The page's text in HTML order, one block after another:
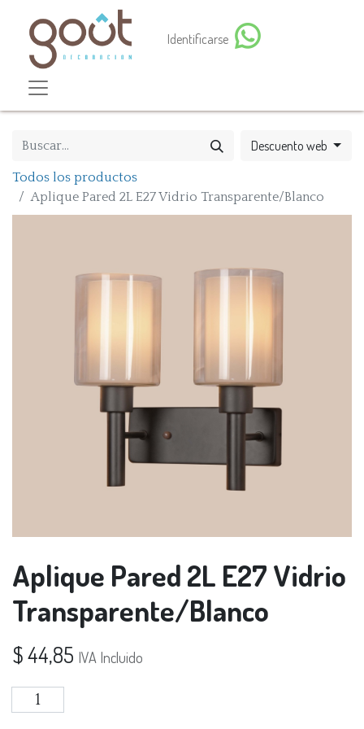
Identificarse
Descuento web
Todos los productos
Aplique Pared 2L E27 Vidrio Transparente/Blanco
Aplique Pared 2L E27 Vidrio
Transparente/Blanco
$44,85 IVA Incluido